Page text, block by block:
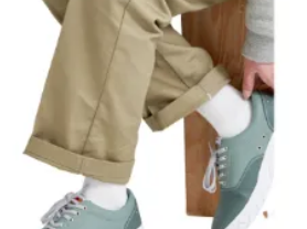
まちづくり・地域活性化